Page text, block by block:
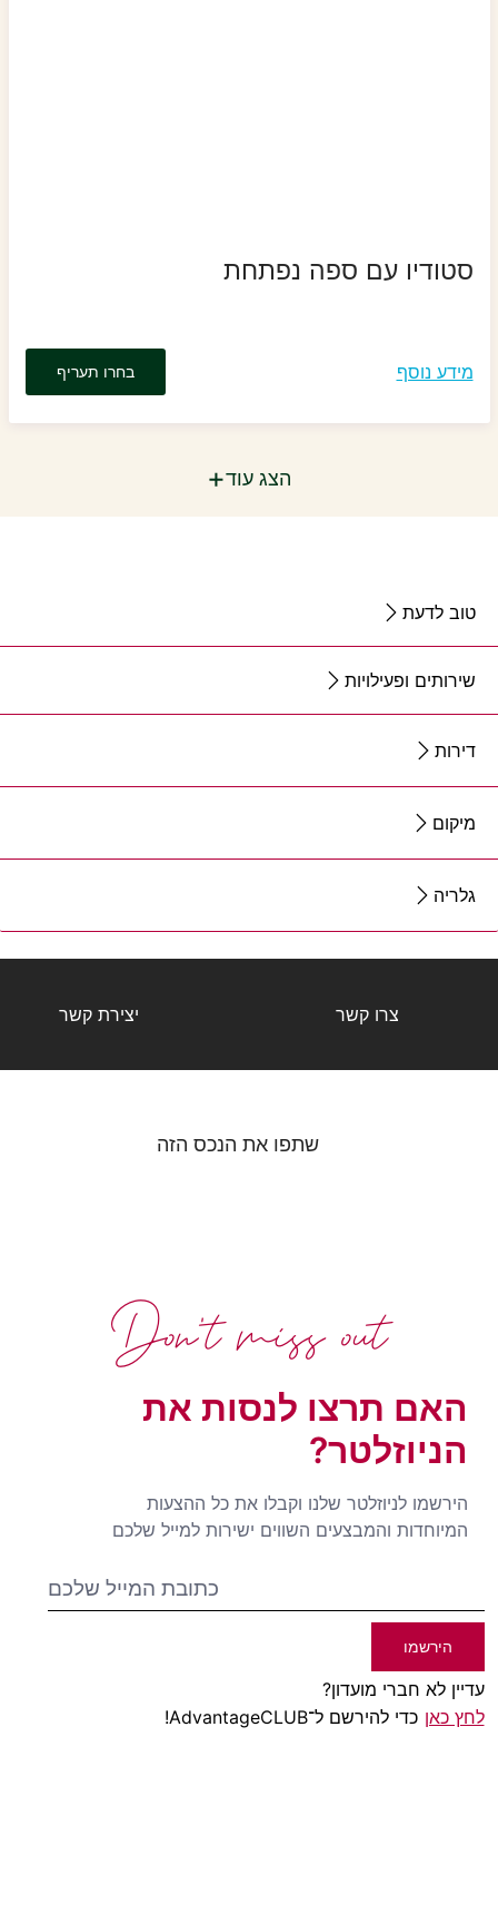
סטודיו עם ספה נפתחת
מידע נוסף בחרו תעריף
הצג עוד+
טוב לדעת
שירותים ופעילויות
דירות
מיקום
גלריה
צרו קשר יצירת קשר
שתפו את הנכס הזה
האם תרצו לנסות את
הניוזלטר?
הירשמו לניוזלטר שלנו וקבלו את כל ההצעות
המיוחדות והמבצעים השווים ישירות למייל שלכם
הירשמו
עדיין לא חברי מועדון?
לחץ כאן כדי להירשם ל־AdvantageCLUB!
Don't miss out